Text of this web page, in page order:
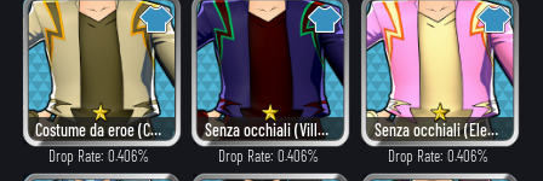
Costume da eroe (Combattimento)
Drop Rate: 0.406%
Senza occhiali (Villain)
Drop Rate: 0.406%
Senza occhiali (Elegante)
Drop Rate: 0.406%